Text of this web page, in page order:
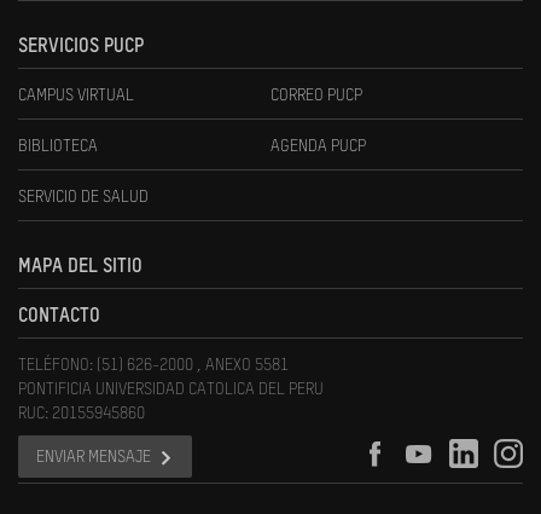
SERVICIOS PUCP
CAMPUS VIRTUAL CORREO PUCP
BIBLIOTECA AGENDA PUCP
SERVICIO DE SALUD
MAPA DEL SITIO
CONTACTO
TELÉFONO: (51) 626-2000 , ANEXO 5581
PONTIFICIA UNIVERSIDAD CATOLICA DEL PERU
RUC: 20155945860
ENVIAR MENSAJE